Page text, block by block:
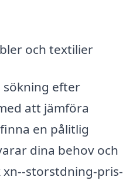
och textilier
sökning efter
att jämföra
en pålitlig
dina behov och
storstdning-pris-